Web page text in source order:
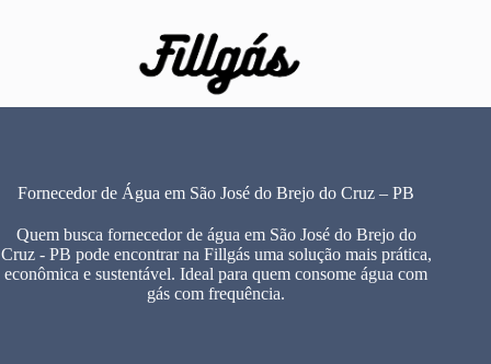
Fornecedor de Água em São José do Brejo do Cruz – PB
Quem busca fornecedor de água em São José do Brejo do
Cruz - PB pode encontrar na Fillgás uma solução mais prática,
econômica e sustentável. Ideal para quem consome água com
gás com frequência.